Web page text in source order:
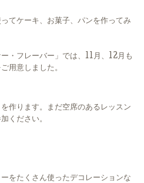
てケーキ、お菓子、パンを作ってみ
・フレーバー」では、11月、12月も
用意しました。
作ります。まだ空席のあるレッスン
ください。
をたくさん使ったデコレーションな